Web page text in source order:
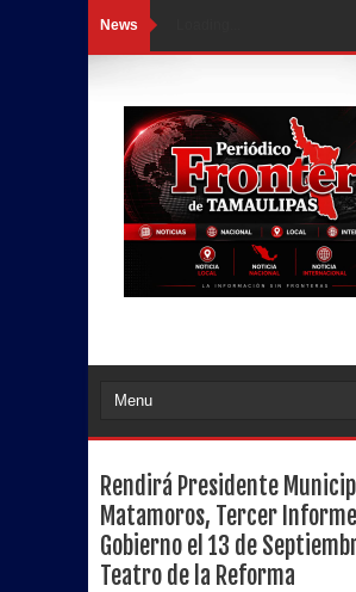
News
Rendirá Presidente
Matamoros, Tercer
Gobierno el 13 de
Teatro de la Reforma